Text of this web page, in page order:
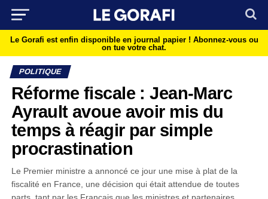
Le Gorafi est enfin disponible en journal papier ! Abonnez-vous ou
on tue votre chat.
POLITIQUE
Réforme fiscale : Jean-Marc
Ayrault avoue avoir mis du
temps à réagir par simple
procrastination
Le Premier ministre a annoncé ce jour une mise à plat de la
fiscalité en France, une décision qui était attendue de toutes